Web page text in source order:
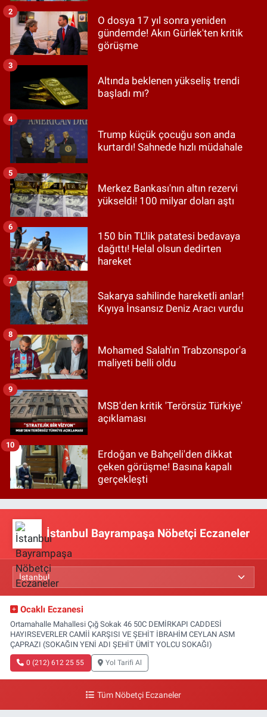
O dosya 17 yıl sonra yeniden
gündemde! Akın Gürlek'ten kritik
görüşme
2
Altında beklenen yükseliş trendi
başladı mı?
3
Trump küçük çocuğu son anda
kurtardı! Sahnede hızlı müdahale
4
Merkez Bankası'nın altın rezervi
yükseldi! 100 milyar doları aştı
5
150 bin TL'lik patatesi bedavaya
dağıttı! Helal olsun dedirten
hareket
6
Sakarya sahilinde hareketli anlar!
Kıyıya İnsansız Deniz Aracı vurdu
7
Mohamed Salah'ın Trabzonspor'a
maliyeti belli oldu
8
MSB'den kritik 'Terörsüz Türkiye'
açıklaması
9
Erdoğan ve Bahçeli'den dikkat
çeken görüşme! Basına kapalı
gerçekleşti
10
İstanbul Bayrampaşa Nöbetçi Eczaneler
Ocaklı Eczanesi
Ortamahalle Mahallesi Çığ Sokak 46 50C DEMİRKAPI CADDESİ
HAYIRSEVERLER CAMİİ KARŞISI VE ŞEHİT İBRAHİM CEYLAN ASM
ÇAPRAZI (SOKAĞIN YENİ ADI ŞEHİT ÜMİT YOLCU SOKAĞI)
0 (212) 612 25 55 Yol Tarifi Al
Tüm Nöbetçi Eczaneler